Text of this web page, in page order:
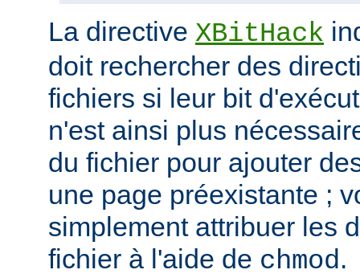
La directive XBitHack
doit rechercher des
fichiers si leur bit
n'est ainsi plus
du fichier pour ajouter
une page préexistante ;
simplement attribuer les
fichier à l'aide de chmod.